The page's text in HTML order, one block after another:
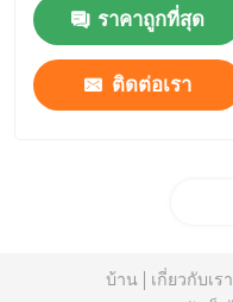
ราคาถูกที่สุด
ติดต่อเรา
บ้าน เกี่ยวกับเรา